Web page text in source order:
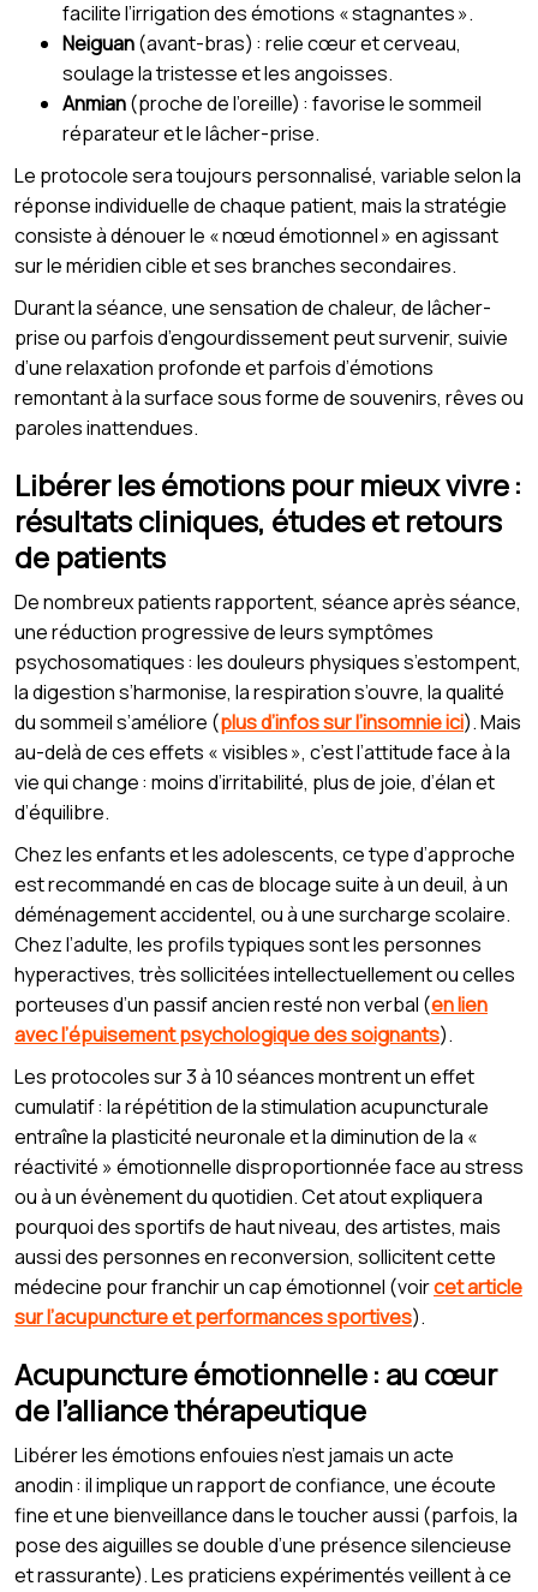
facilite l’irrigation des émotions « stagnantes ».
Neiguan(avant-bras) : relie cœur et cerveau,
soulage la tristesse et les angoisses.
Anmian(proche de l’oreille) : favorise le sommeil
réparateur et le lâcher-prise.
Le protocole sera toujours personnalisé, variable selon la
réponse individuelle de chaque patient, mais la stratégie
consiste à dénouer le « nœud émotionnel » en agissant
sur le méridien cible et ses branches secondaires.
Durant la séance, une sensation de chaleur, de lâcher-
prise ou parfois d’engourdissement peut survenir, suivie
d’une relaxation profonde et parfois d’émotions
remontant à la surface sous forme de souvenirs, rêves ou
paroles inattendues.
Libérer les émotions pour mieux vivre :
résultats cliniques, études et retours
de patients
De nombreux patients rapportent, séance après séance,
une réduction progressive de leurs symptômes
psychosomatiques : les douleurs physiques s’estompent,
la digestion s’harmonise, la respiration s’ouvre, la qualité
du sommeil s’améliore (plus d’infos sur l’insomnie ici). Mais
au-delà de ces effets « visibles », c’est l’attitude face à la
vie qui change : moins d’irritabilité, plus de joie, d’élan et
d’équilibre.
Chez les enfants et les adolescents, ce type d’approche
est recommandé en cas de blocage suite à un deuil, à un
déménagement accidentel, ou à une surcharge scolaire.
Chez l’adulte, les profils typiques sont les personnes
hyperactives, très sollicitées intellectuellement ou celles
porteuses d’un passif ancien resté non verbal (en lien
avec l’épuisement psychologique des soignants).
Les protocoles sur 3 à 10 séances montrent un effet
cumulatif : la répétition de la stimulation acupuncturale
entraîne la plasticité neuronale et la diminution de la «
réactivité » émotionnelle disproportionnée face au stress
ou à un évènement du quotidien. Cet atout expliquera
pourquoi des sportifs de haut niveau, des artistes, mais
aussi des personnes en reconversion, sollicitent cette
médecine pour franchir un cap émotionnel (voircet article
sur l’acupuncture et performances sportives).
Acupuncture émotionnelle : au cœur
de l’alliance thérapeutique
Libérer les émotions enfouies n’est jamais un acte
anodin : il implique un rapport de confiance, une écoute
fine et une bienveillance dans le toucher aussi (parfois, la
pose des aiguilles se double d’une présence silencieuse
et rassurante). Les praticiens expérimentés veillent à ce